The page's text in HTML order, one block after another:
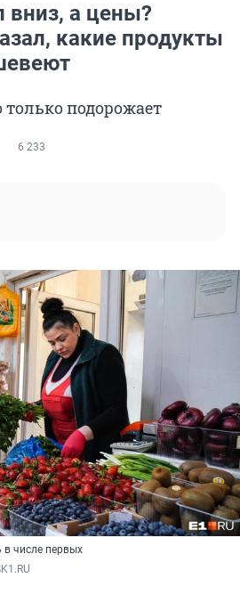
а цены?
какие продукты
подорожает
6 233
числе первых